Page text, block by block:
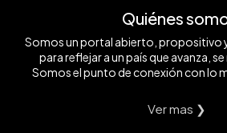
Quiénes
Somos un portal abierto, propositivo
para reflejar a un país que avanza, se
Somos el punto de conexión con lo
Ver mas ❯